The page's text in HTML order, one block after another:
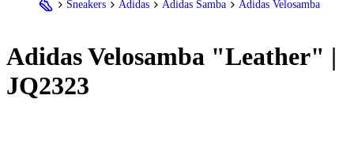
Sneakers Adidas Adidas Samba Adidas Velosamba
AdidasVelosamba "Leather" |
JQ2323